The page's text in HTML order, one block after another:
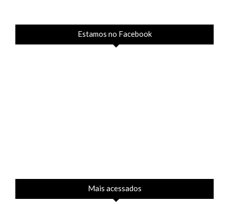
Estamos no Facebook
Mais acessados